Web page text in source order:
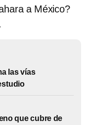
a México?
las vías
que cubre de